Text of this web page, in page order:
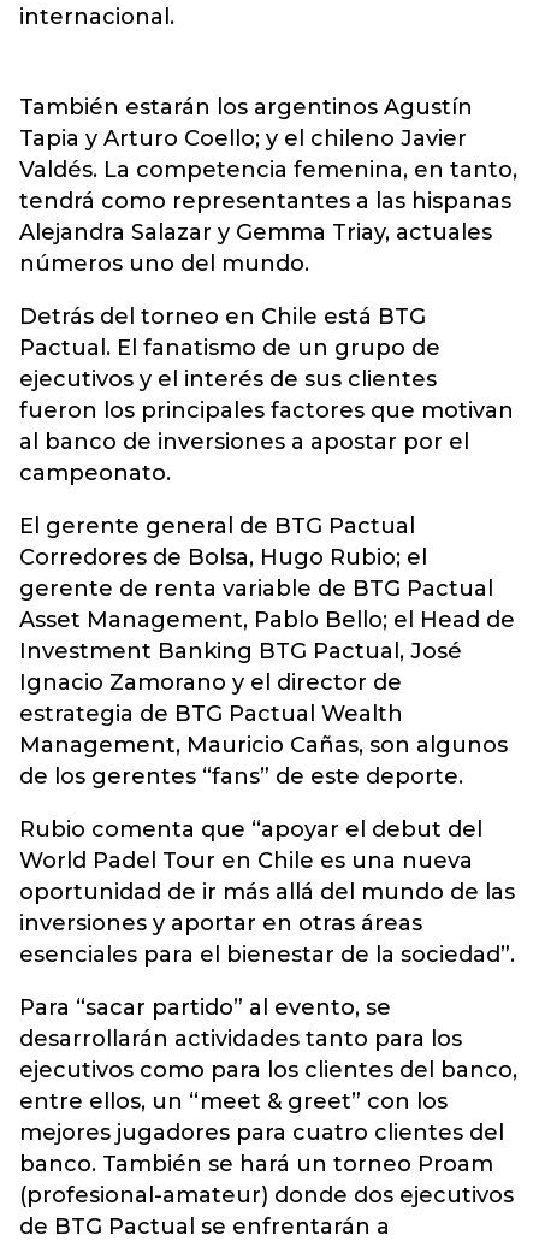
internacional.
También estarán los argentinos Agustín
Tapia y Arturo Coello; y el chileno Javier
Valdés. La competencia femenina, en tanto,
tendrá como representantes a las hispanas
Alejandra Salazar y Gemma Triay, actuales
números uno del mundo.
Detrás del torneo en Chile está BTG
Pactual. El fanatismo de un grupo de
ejecutivos y el interés de sus clientes
fueron los principales factores que motivan
al banco de inversiones a apostar por el
campeonato.
El gerente general de BTG Pactual
Corredores de Bolsa, Hugo Rubio; el
gerente de renta variable de BTG Pactual
Asset Management, Pablo Bello; el Head de
Investment Banking BTG Pactual, José
Ignacio Zamorano y el director de
estrategia de BTG Pactual Wealth
Management, Mauricio Cañas, son algunos
de los gerentes “fans” de este deporte.
Rubio comenta que “apoyar el debut del
World Padel Tour en Chile es una nueva
oportunidad de ir más allá del mundo de las
inversiones y aportar en otras áreas
esenciales para el bienestar de la sociedad”.
Para “sacar partido” al evento, se
desarrollarán actividades tanto para los
ejecutivos como para los clientes del banco,
entre ellos, un “meet & greet” con los
mejores jugadores para cuatro clientes del
banco. También se hará un torneo Proam
(profesional-amateur) donde dos ejecutivos
de BTG Pactual se enfrentarán a